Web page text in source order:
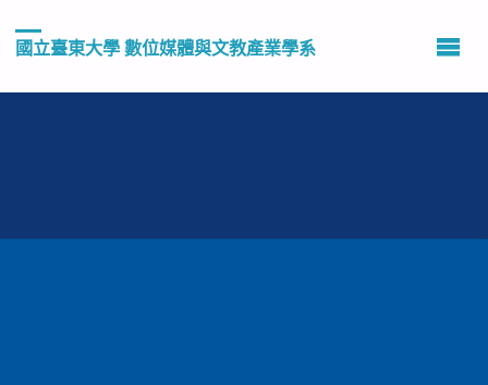
國立臺東大學 數位媒體與文教產業學系